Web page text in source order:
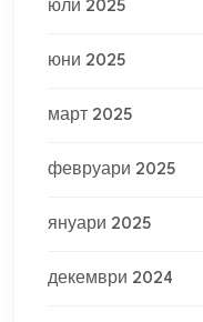
юли 2025
юни 2025
март 2025
февруари 2025
януари 2025
декември 2024